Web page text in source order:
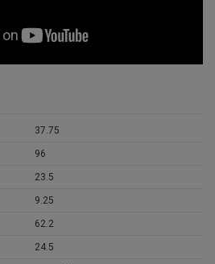
37.75
96
23.5
9.25
62.2
24.5